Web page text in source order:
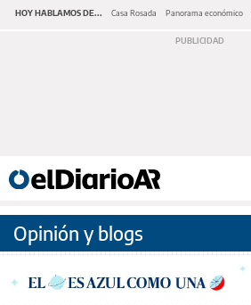
HOY HABLAMOS DE... Casa Rosada Panorama económico
Opinión y blogs